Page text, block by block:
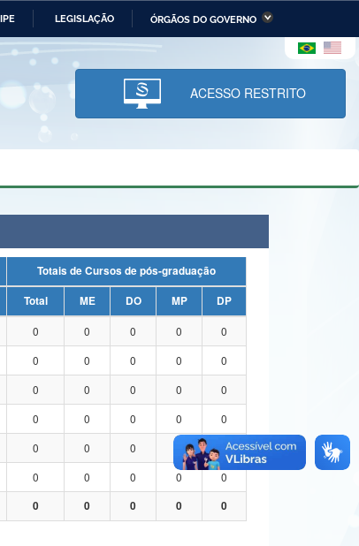
LEGISLAÇÃO ÓRGÃOS DO GOVERNO
Ministério da Infraestrutura
Ministério da Ciência,
Tecnologia, Inovações e
Comunicações
Humanos
ACESSO RESTRITO
Totais de Cursos de pós-graduação
Total ME DO MP
DP
0 0 0 0
0
0 0 0 0
0
0 0 0 0
0
0 0 0 0
0
0 0 0
0
0 0 0 0
0
0 0 0 0 0